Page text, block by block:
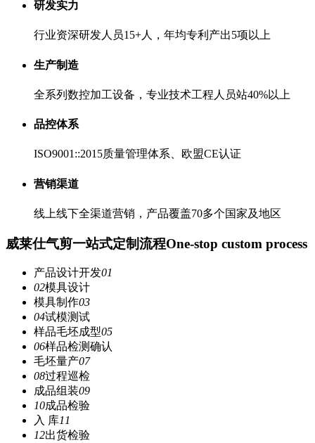
研发实力
行业资深研发人员15+人，年均专利产出5项以上
生产制造
全系列数控加工设备，专业技术工程人员站40%以上
品控体系
ISO9001::2015质量管理体系、欧盟CE认证
营销渠道
线上线下全渠道营销，产品覆盖70多个国家及地区
威莱仕气剪一站式定制流程One-stop custom process
产品设计开发01
02模具设计
模具制作03
04试模测试
样品毛坯成型05
06样品检测确认
毛坯量产07
08过程巡检
成品组装09
10成品检验
入 库11
12出货检验